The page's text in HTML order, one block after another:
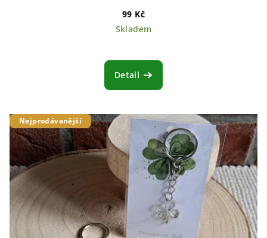
99 Kč
Skladem
Detail
Nejprodávanější